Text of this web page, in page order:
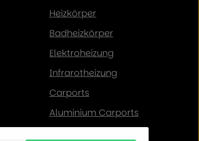
Heizkörper
Badheizkörper
Elektroheizung
Infrarotheizung
Carports
Aluminium Carports